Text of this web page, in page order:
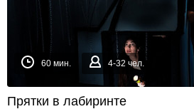
60 мин. 4-32 чел.
Прятки в лабиринте